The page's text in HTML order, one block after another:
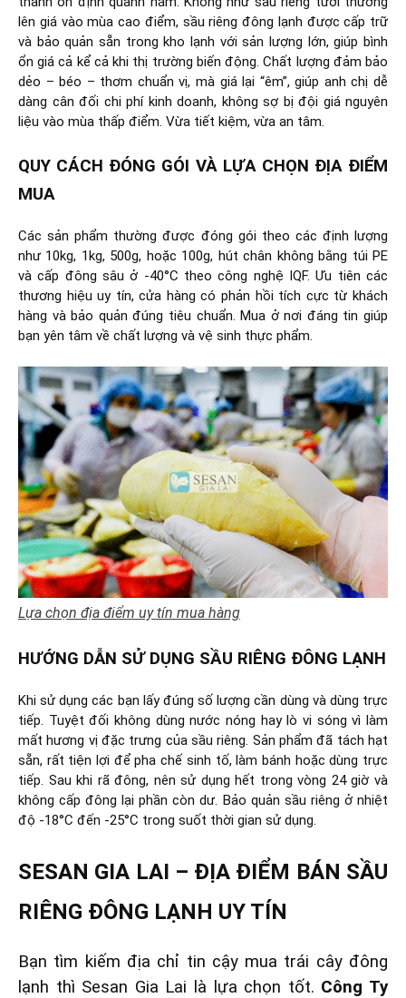
lên giá vào mùa cao điểm, sầu riêng đông lạnh được cấp trữ
và bảo quản sẵn trong kho lạnh với sản lượng lớn, giúp bình
ổn giá cả kể cả khi thị trường biến động. Chất lượng đảm bảo
dẻo – béo – thơm chuẩn vị, mà giá lại “êm”, giúp anh chị dễ
dàng cân đối chi phí kinh doanh, không sợ bị đội giá nguyên
liệu vào mùa thấp điểm. Vừa tiết kiệm, vừa an tâm.
QUY CÁCH ĐÓNG GÓI VÀ LỰA CHỌN ĐỊA ĐIỂM
MUA
Các sản phẩm thường được đóng gói theo các định lượng
như 10kg, 1kg, 500g, hoặc 100g, hút chân không bằng túi PE
và cấp đông sâu ở -40°C theo công nghệ IQF. Ưu tiên các
thương hiệu uy tín, cửa hàng có phản hồi tích cực từ khách
hàng và bảo quản đúng tiêu chuẩn. Mua ở nơi đáng tin giúp
bạn yên tâm về chất lượng và vệ sinh thực phẩm.
Lựa chọn địa điểm uy tín mua hàng
HƯỚNG DẪN SỬ DỤNG SẦU RIÊNG ĐÔNG LẠNH
Khi sử dụng các bạn lấy đúng số lượng cần dùng và dùng trực
tiếp. Tuyệt đối không dùng nước nóng hay lò vi sóng vì làm
mất hương vị đặc trưng của sầu riêng. Sản phẩm đã tách hạt
sẵn, rất tiện lợi để pha chế sinh tố, làm bánh hoặc dùng trực
tiếp. Sau khi rã đông, nên sử dụng hết trong vòng 24 giờ và
không cấp đông lại phần còn dư. Bảo quản sầu riêng ở nhiệt
độ -18°C đến -25°C trong suốt thời gian sử dụng.
SESAN GIA LAI – ĐỊA ĐIỂM BÁN SẦU
RIÊNG ĐÔNG LẠNH UY TÍN
Bạn tìm kiếm địa chỉ tin cậy mua trái cây đông
lạnh thì Sesan Gia Lai là lựa chọn tốt. Công Ty